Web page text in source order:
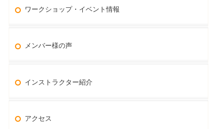
ワークショップ・イベント情報
メンバー様の声
インストラクター紹介
アクセス